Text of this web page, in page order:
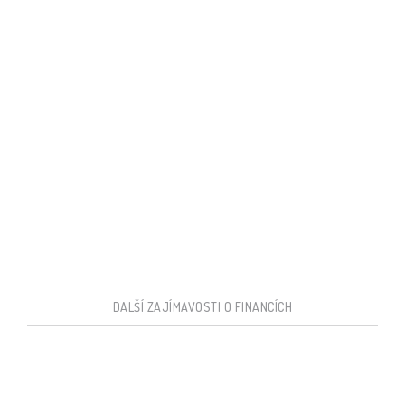
DALŠÍ ZAJÍMAVOSTI O FINANCÍCH